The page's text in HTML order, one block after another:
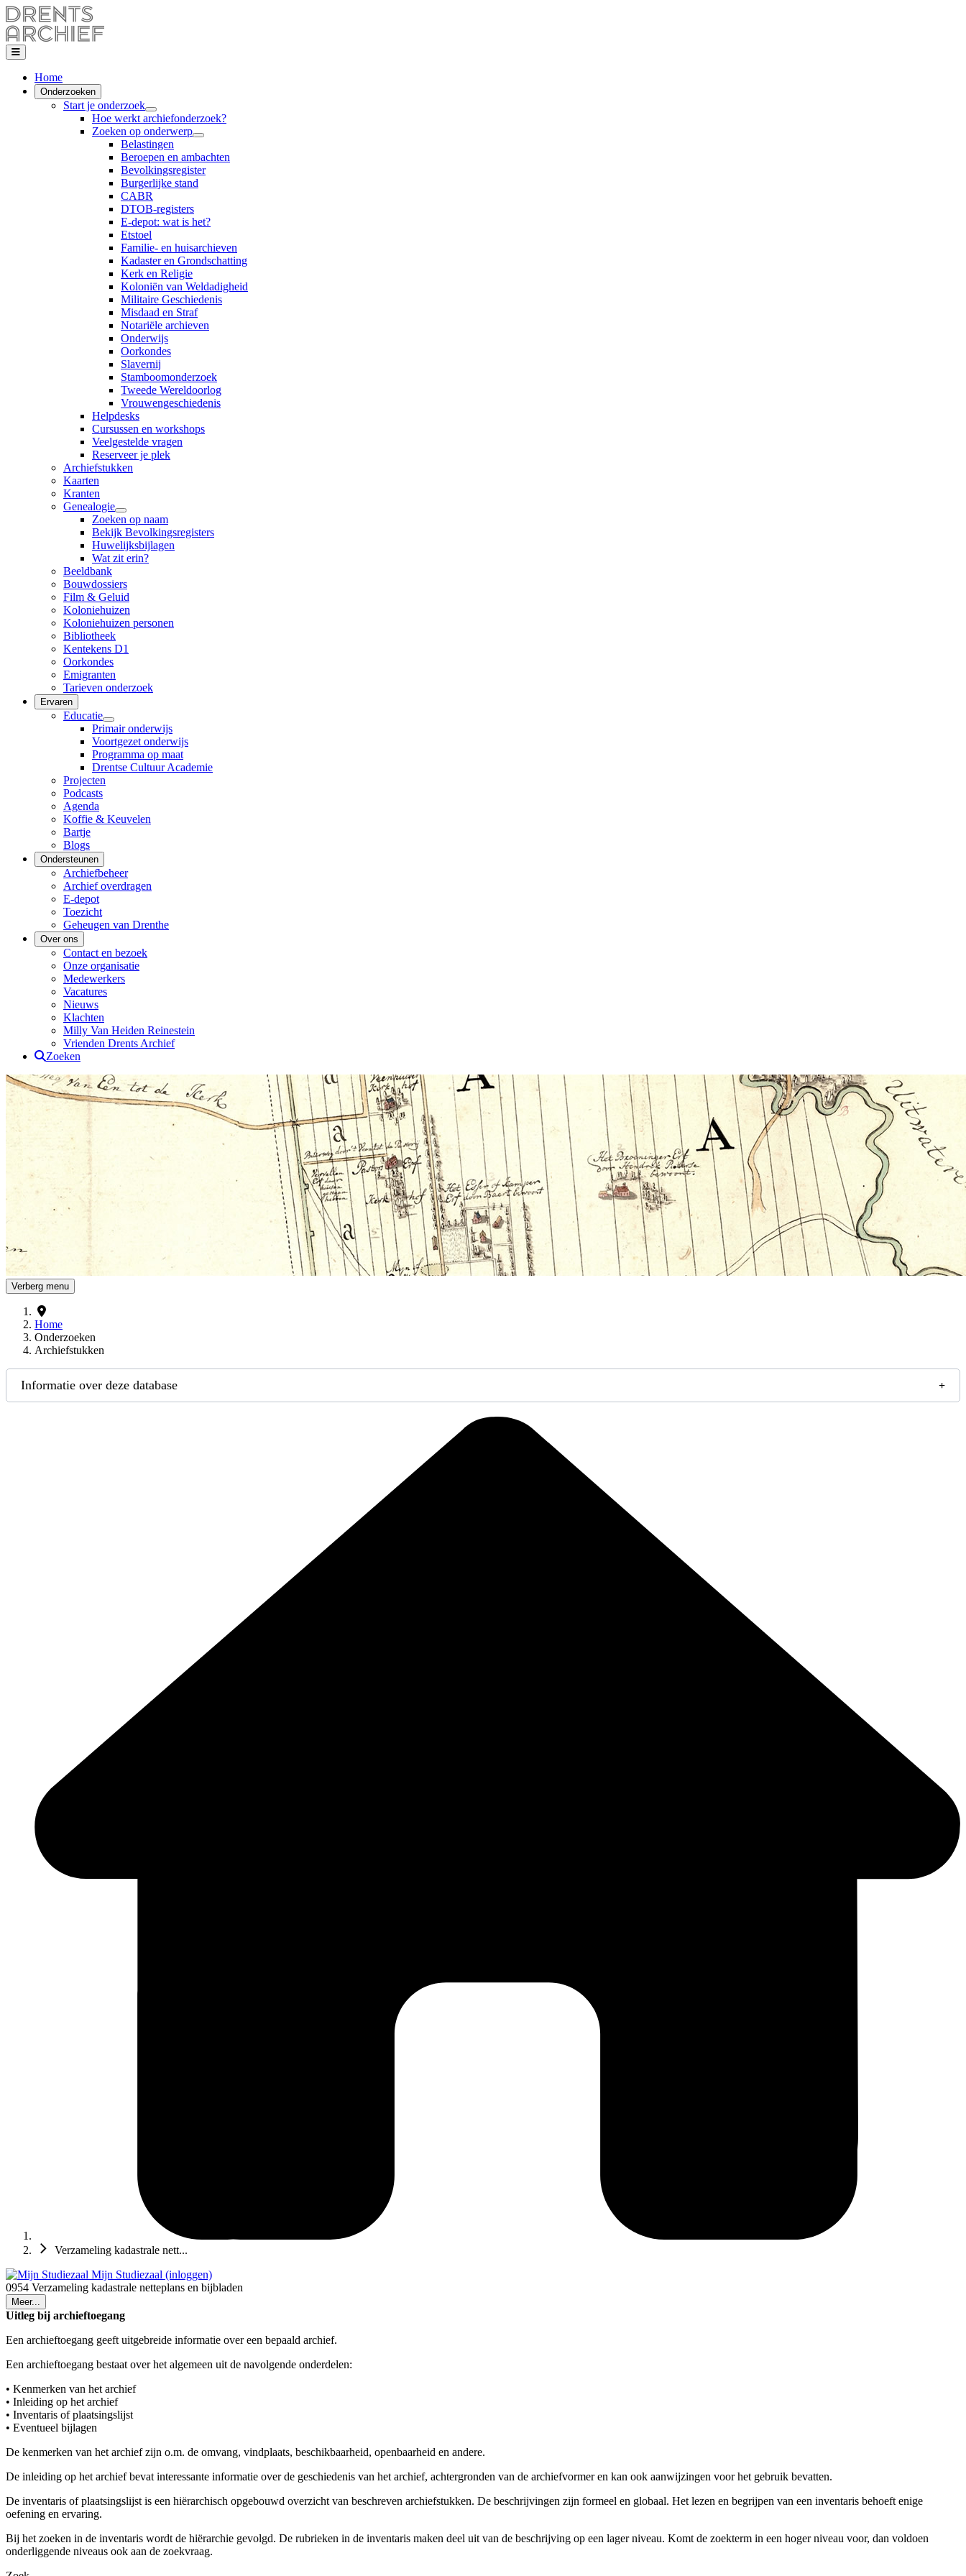
Home
Onderzoeken
Start je onderzoek
Hoe werkt archiefonderzoek?
Zoeken op onderwerp
Belastingen
Beroepen en ambachten
Bevolkingsregister
Burgerlijke stand
CABR
DTOB-registers
E-depot: wat is het?
Etstoel
Familie- en huisarchieven
Kadaster en Grondschatting
Kerk en Religie
Koloniën van Weldadigheid
Militaire Geschiedenis
Misdaad en Straf
Notariële archieven
Onderwijs
Oorkondes
Slavernij
Stamboomonderzoek
Tweede Wereldoorlog
Vrouwengeschiedenis
Helpdesks
Cursussen en workshops
Veelgestelde vragen
Reserveer je plek
Archiefstukken
Kaarten
Kranten
Genealogie
Zoeken op naam
Bekijk Bevolkingsregisters
Huwelijksbijlagen
Wat zit erin?
Beeldbank
Bouwdossiers
Film & Geluid
Koloniehuizen
Koloniehuizen personen
Bibliotheek
Kentekens D1
Oorkondes
Emigranten
Tarieven onderzoek
Ervaren
Educatie
Primair onderwijs
Voortgezet onderwijs
Programma op maat
Drentse Cultuur Academie
Projecten
Podcasts
Agenda
Koffie & Keuvelen
Bartje
Blogs
Ondersteunen
Archiefbeheer
Archief overdragen
E-depot
Toezicht
Geheugen van Drenthe
Over ons
Contact en bezoek
Onze organisatie
Medewerkers
Vacatures
Nieuws
Klachten
Milly Van Heiden Reinestein
Vrienden Drents Archief
Zoeken
Drents Archief
Verberg menu
Home
Onderzoeken
Archiefstukken
Informatie over deze database
Verzameling kadastrale nett...
Mijn Studiezaal (inloggen)
0954 Verzameling kadastrale netteplans en bijbladen
Meer...
Uitleg bij archieftoegang
Een archieftoegang geeft uitgebreide informatie over een bepaald archief.
Een archieftoegang bestaat over het algemeen uit de navolgende onderdelen:
• Kenmerken van het archief
• Inleiding op het archief
• Inventaris of plaatsingslijst
• Eventueel bijlagen
De kenmerken van het archief zijn o.m. de omvang, vindplaats, beschikbaarheid, openbaarheid en andere.
De inleiding op het archief bevat interessante informatie over de geschiedenis van het archief, achtergronden van de archiefvormer en kan ook aanwijzingen voor het gebruik bevatten.
De inventaris of plaatsingslijst is een hiërarchisch opgebouwd overzicht van beschreven archiefstukken. De beschrijvingen zijn formeel en globaal. Het lezen en begrijpen van een inventaris behoeft enige
oefening en ervaring.
Bij het zoeken in de inventaris wordt de hiërarchie gevolgd. De rubrieken in de inventaris maken deel uit van de beschrijving op een lager niveau. Komt de zoekterm in een hoger niveau voor, dan voldoen
onderliggende niveaus ook aan de zoekvraag.